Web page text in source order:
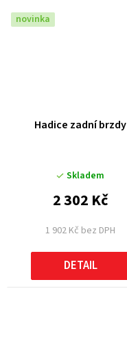
novinka
Hadice zadní brzdy
Skladem
1 902 Kč bez DPH
2 302 Kč
DETAIL